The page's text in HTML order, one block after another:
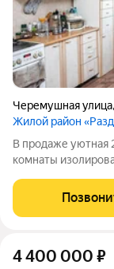
Черемушная улица,
Жилой район
В продаже уютная
комнаты
транспорта. Вся
4 400 000 ₽